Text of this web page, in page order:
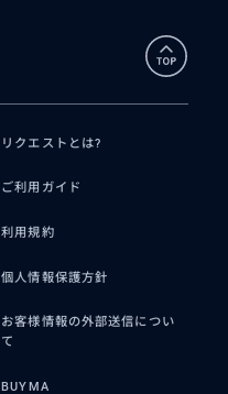
リクエストとは?
ご利用ガイド
利用規約
個人情報保護方針
お客様情報の外部送信につい
て
BUYMA